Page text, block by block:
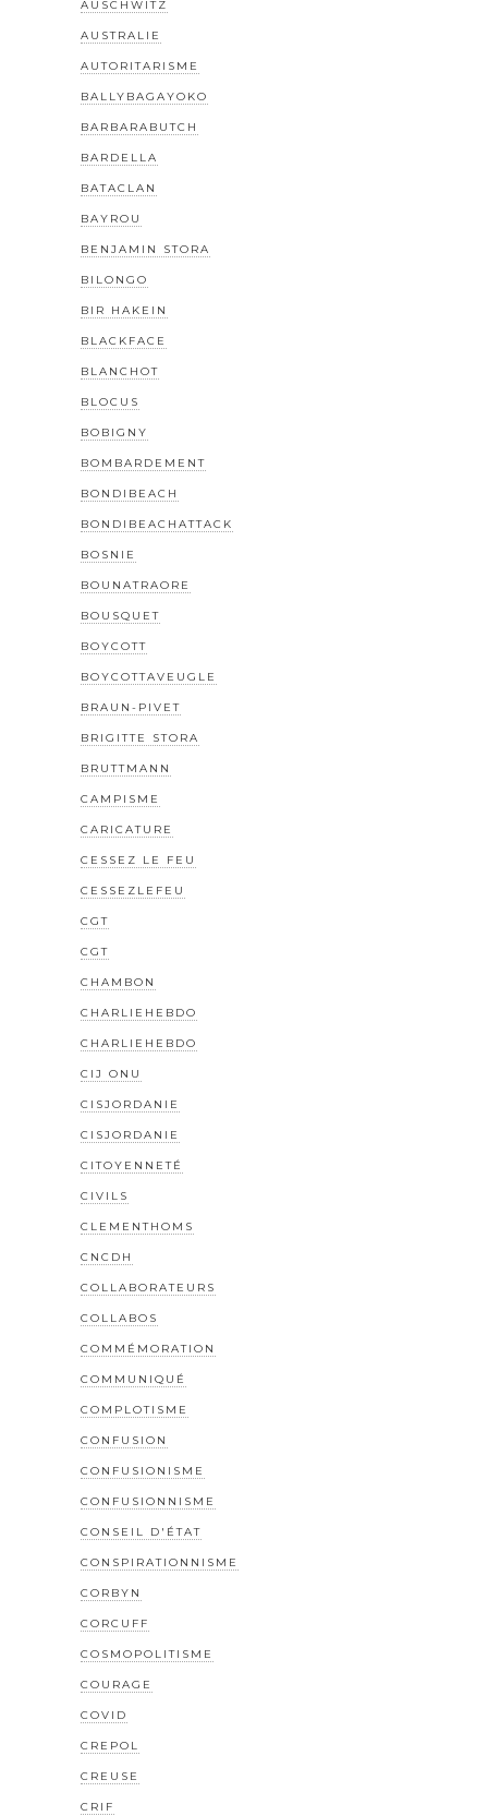
AUSCHWITZ
AUSTRALIE
AUTORITARISME
BALLYBAGAYOKO
BARBARABUTCH
BARDELLA
BATACLAN
BAYROU
BENJAMIN STORA
BILONGO
BIR HAKEIN
BLACKFACE
BLANCHOT
BLOCUS
BOBIGNY
BOMBARDEMENT
BONDIBEACH
BONDIBEACHATTACK
BOSNIE
BOUNATRAORE
BOUSQUET
BOYCOTT
BOYCOTTAVEUGLE
BRAUN-PIVET
BRIGITTE STORA
BRUTTMANN
CAMPISME
CARICATURE
CESSEZ LE FEU
CESSEZLEFEU
CGT
CGT
CHAMBON
CHARLIEHEBDO
CHARLIEHEBDO
CIJ ONU
CISJORDANIE
CISJORDANIE
CITOYENNETÉ
CIVILS
CLEMENTHOMS
CNCDH
COLLABORATEURS
COLLABOS
COMMÉMORATION
COMMUNIQUÉ
COMPLOTISME
CONFUSION
CONFUSIONISME
CONFUSIONNISME
CONSEIL D'ÉTAT
CONSPIRATIONNISME
CORBYN
CORCUFF
COSMOPOLITISME
COURAGE
COVID
CREPOL
CREUSE
CRIF